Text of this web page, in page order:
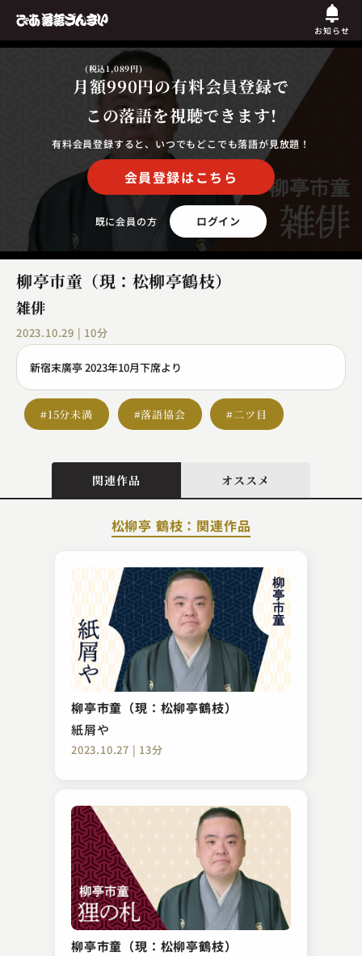
お知らせ
月額990円
(税込1,089円)
の有料会員登録で
この落語を視聴できます!
有料会員登録すると、いつでもどこでも落語が見放題！
会員登録はこちら
既に会員の方 ログイン
柳亭市童（現：松柳亭鶴枝）
雑俳
2023.10.29 | 10分
新宿末廣亭 2023年10月下席より
#15分未満 #落語協会 #二ツ目
関連作品 オススメ
松柳亭 鶴枝：関連作品
柳亭市童（現：松柳亭鶴枝）
紙屑や
2023.10.27 | 13分
柳亭市童（現：松柳亭鶴枝）
三遊亭伊織（現：三遊亭歌奈女）
不精床
2024.04.05 | 9分
柳家 小八
普段の袴